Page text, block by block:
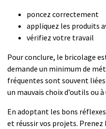
poncez correctement
appliquez les produits
vérifiez votre travail
Pour conclure, le bricolage
demande un minimum de
fréquentes sont souvent
un mauvais choix d’outils ou
En adoptant les bons
et réussir vos projets.